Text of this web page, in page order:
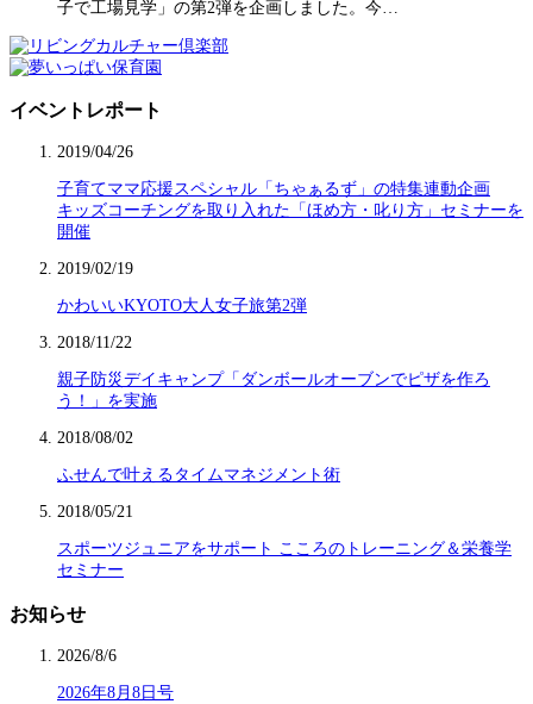
子で工場見学」の第2弾を企画しました。今…
イベントレポート
2019/04/26
子育てママ応援スペシャル「ちゃぁるず」の特集連動企画
キッズコーチングを取り入れた「ほめ方・叱り方」セミナーを
開催
2019/02/19
かわいいKYOTO大人女子旅第2弾
2018/11/22
親子防災デイキャンプ「ダンボールオーブンでピザを作ろ
う！」を実施
2018/08/02
ふせんで叶えるタイムマネジメント術
2018/05/21
スポーツジュニアをサポート こころのトレーニング＆栄養学
セミナー
お知らせ
2026/8/6
2026年8月8日号